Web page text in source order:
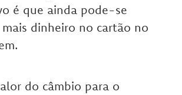
é que ainda pode-se
mais dinheiro no cartão no
do câmbio para o